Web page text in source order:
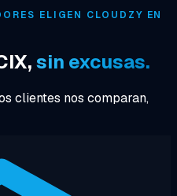
ELIGEN CLOUDZY EN
sin excusas.
clientes nos comparan,